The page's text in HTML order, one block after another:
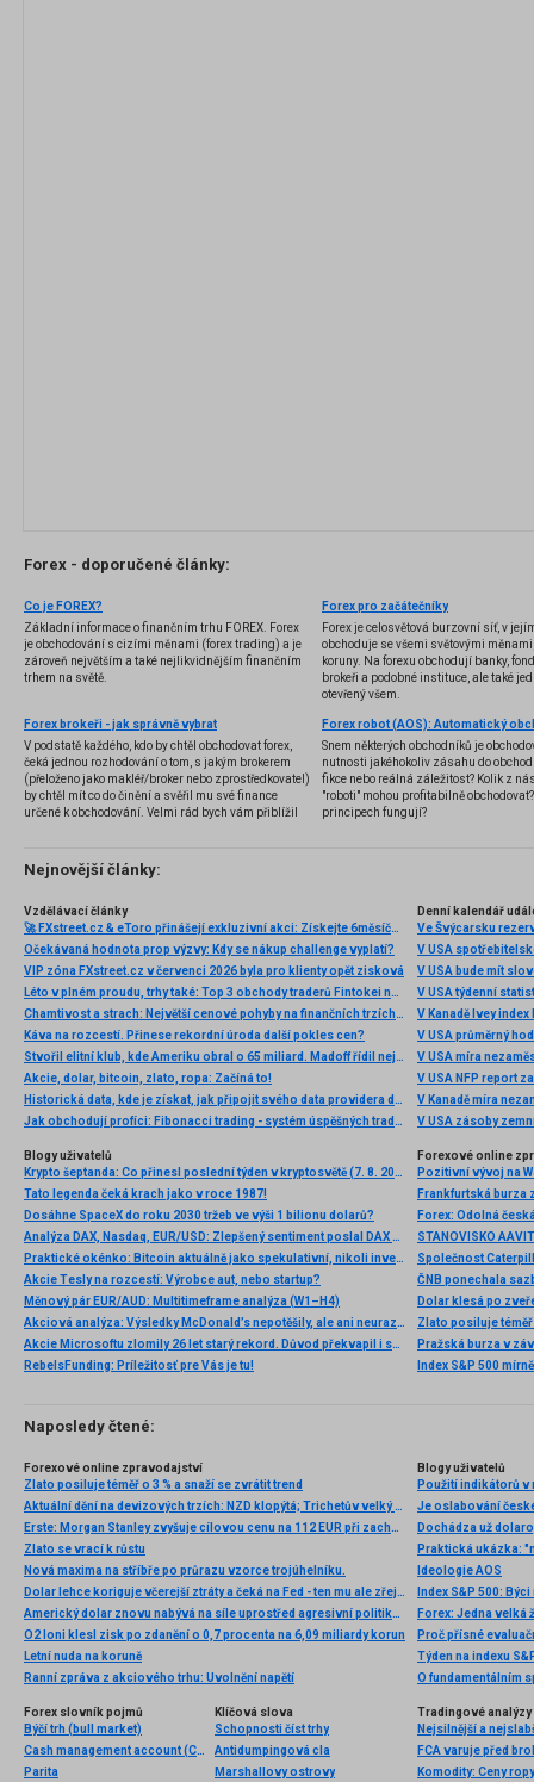
Forex - doporučené články:
Co je FOREX?
Základní informace o finančním trhu FOREX. Forex
je obchodování s cizími měnami (forex trading) a je
zároveň největším a také nejlikvidnějším finančním
trhem na světě.
Forex pro začátečníky
Forex je celosvětová burzovní síť, v
obchoduje se všemi světovými
koruny. Na forexu obchodují banky,
brokeři a podobné instituce, ale také
otevřený všem.
Forex brokeři - jak správně vybrat
V podstatě každého, kdo by chtěl obchodovat forex,
čeká jednou rozhodování o tom, s jakým brokerem
(přeloženo jako makléř/broker nebo zprostředkovatel)
by chtěl mít co do činění a svěřil mu své finance
určené k obchodování. Velmi rád bych vám přiblížil
několik příkladů nejznámějších z nich.
Snem některých obchodníků je
nutnosti jakéhokoliv zásahu do
fikce nebo reálná záležitost? Kolik z
"roboti" mohou profitabilně
principech fungují?
Nejnovější články:
Vzdělávací články
🚀 FXstreet.cz & eToro přinášejí exkluzivní akci: Získejte 6měsíční členství ve VIP zóně ZDARMA
Očekávaná hodnota prop výzvy: Kdy se nákup challenge vyplatí?
VIP zóna FXstreet.cz v červenci 2026 byla pro klienty opět zisková
Léto v plném proudu, trhy také: Top 3 obchody traderů Fintokei na indexech a zlatě
Chamtivost a strach: Největší cenové pohyby na finančních trzích (červenec 2026)
Káva na rozcestí. Přinese rekordní úroda další pokles cen?
Stvořil elitní klub, kde Ameriku obral o 65 miliard. Madoff řídil největší Ponzi dějin
Akcie, dolar, bitcoin, zlato, ropa: Začíná to!
Historická data, kde je získat, jak připojit svého data providera do MultiCharts a proč je budeme potřebovat? (4. díl)
Jak obchodují profíci: Fibonacci trading - systém úspěšných traderů
Denní kalendář
Ve Švýcarsku
V USA
V USA bude mít
V USA týdenní
V Kanadě Ivey index
V USA průměrný
V USA míra
V USA NFP report
V Kanadě míra
V USA zásoby
Blogy uživatelů
Krypto šeptanda: Co přinesl poslední týden v kryptosvětě (7. 8. 2026)
Tato legenda čeká krach jako v roce 1987!
Dosáhne SpaceX do roku 2030 tržeb ve výši 1 bilionu dolarů?
Analýza DAX, Nasdaq, EUR/USD: Zlepšený sentiment poslal DAX na nová maxima
Praktické okénko: Bitcoin aktuálně jako spekulativní, nikoli investiční aktivum
Akcie Tesly na rozcestí: Výrobce aut, nebo startup?
Měnový pár EUR/AUD: Multitimeframe analýza (W1–H4)
Akciová analýza: Výsledky McDonald’s nepotěšily, ale ani neurazily. Jakou vizi společnost prezentovala?
Akcie Microsoftu zlomily 26 let starý rekord. Důvod překvapil i samotné investory
RebelsFunding: Príležitosť pre Vás je tu!
Forexové online
Pozitivní vývoj na
Frankfurtská burza
Dolar klesá po
Zlato posiluje téměř
Pražská burza v
Index S&P 500
Naposledy čtené:
Forexové online zpravodajství
Zlato posiluje téměř o 3 % a snaží se zvrátit trend
Aktuální dění na devizových trzích: NZD klopýtá; Trichetův velký den
Erste: Morgan Stanley zvyšuje cílovou cenu na 112 EUR při zachování doporučení
Zlato se vrací k růstu
Nová maxima na stříbře po průrazu vzorce trojúhelníku.
Dolar lehce koriguje včerejší ztráty a čeká na Fed - ten mu ale zřejmě nepomůže
Americký dolar znovu nabývá na síle uprostřed agresivní politiky Fedu
O2 loni klesl zisk po zdanění o 0,7 procenta na 6,09 miliardy korun
Letní nuda na koruně
Ranní zpráva z akciového trhu: Uvolnění napětí
Blogy uživatelů
Použití indikátorů
Je oslabování
Dochádza už
Praktická ukázka:
Ideologie AOS
Index S&P 500:
Forex: Jedna velká
Týden na indexu
O fundamentálním
Forex slovník pojmů
Býčí trh (bull market)
Cash management account (CMA)
Parita
Klíčová slova
Schopnosti číst trhy
Antidumpingová cla
Marshallovy ostrovy
Tradingové analýzy
Nejsilnější a